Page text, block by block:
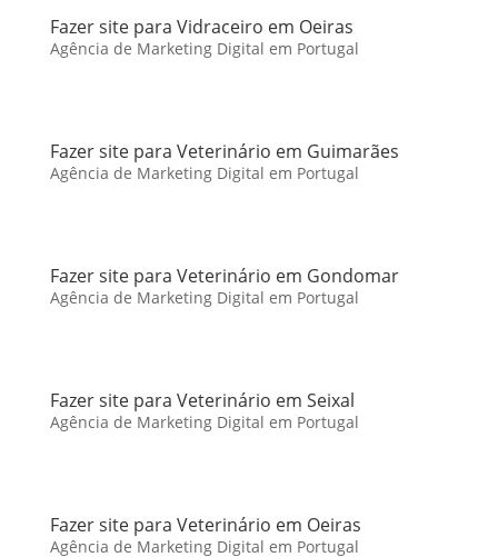
Fazer site para Vidraceiro em Oeiras
Agência de Marketing Digital em Portugal
Fazer site para Veterinário em Guimarães
Agência de Marketing Digital em Portugal
Fazer site para Veterinário em Gondomar
Agência de Marketing Digital em Portugal
Fazer site para Veterinário em Seixal
Agência de Marketing Digital em Portugal
Fazer site para Veterinário em Oeiras
Agência de Marketing Digital em Portugal